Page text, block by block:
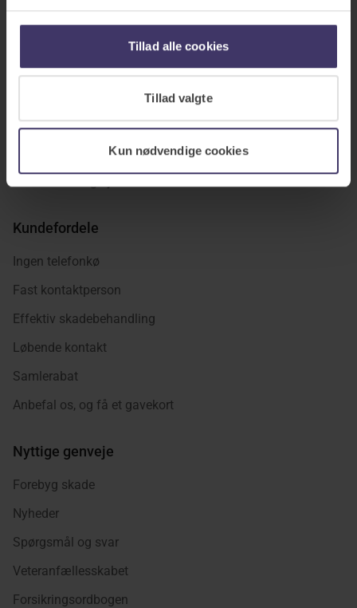
Tillad alle cookies
Tillad valgte
Kun nødvendige cookies
Bilforsikring
Rejseforsikring
Ulykkesforsikring
Kundefordele
Ingen telefonkø
Fast kontaktperson
Effektiv skadebehandling
Løbende kontakt
Samlerabat
Anbefal os, og få et gavekort
Nyttige genveje
Forebyg skade
Nyheder
Spørgsmål og svar
Veteranfællesskabet
Forsikringsordbogen